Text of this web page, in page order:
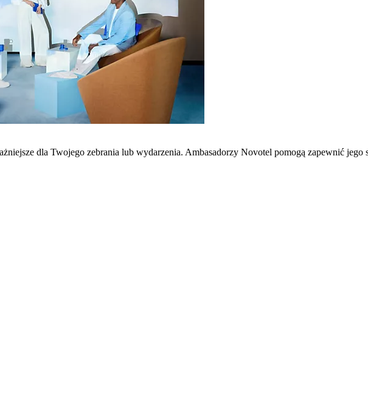
dla Twojego zebrania lub wydarzenia. Ambasadorzy Novotel pomogą zapewnić jego